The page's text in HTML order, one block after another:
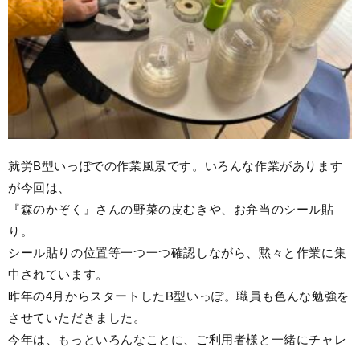
就労B型いっぽでの作業風景です。いろんな作業があります
が今回は、
『森のかぞく』さんの野菜の皮むきや、お弁当のシール貼
り。
シール貼りの位置等一つ一つ確認しながら、黙々と作業に集
中されています。
昨年の4月からスタートしたB型いっぽ。職員も色んな勉強を
させていただきました。
今年は、もっといろんなことに、ご利用者様と一緒にチャレ